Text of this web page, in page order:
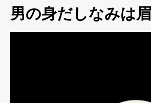
男の身だしなみは眉